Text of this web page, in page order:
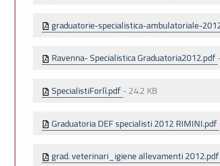
graduatorie-specialistica-ambulatoriale-
Ravenna- Specialistica Graduatoria2012.pdf
SpecialistiForlì.pdf- 24.2 KB
Graduatoria DEF specialisti 2012 RIMINI.pdf
grad. veterinari_igiene allevamenti